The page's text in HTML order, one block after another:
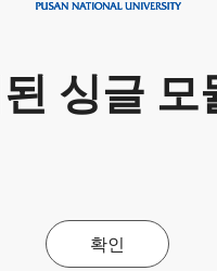
싱글 모